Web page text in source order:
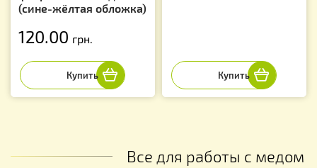
(сине-жёлтая обложка)
120.00 грн.
Все для работы с медом